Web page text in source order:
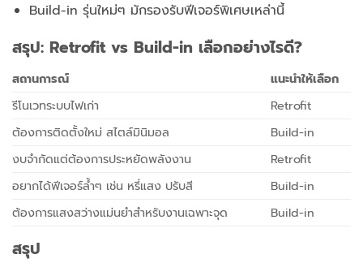
Build-in รุ่นใหม่ๆ มักรองรับฟีเจอร์พิเศษเหล่านี้
สรุป: Retrofit vs Build-in เลือกอย่างไรดี?
สถานการณ์
แนะนำให้เลือก
รีโนเวทระบบไฟเก่า
Retrofit
ต้องการติดตั้งใหม่ สไตล์มินิมอล
Build-in
งบจำกัดแต่ต้องการประหยัดพลังงาน
Retrofit
อยากได้ฟีเจอร์ล้ำๆ เช่น หรี่แสง ปรับสี
Build-in
ต้องการแสงสว่างแม่นยำสำหรับงานเฉพาะจุด
Build-in
สรุป